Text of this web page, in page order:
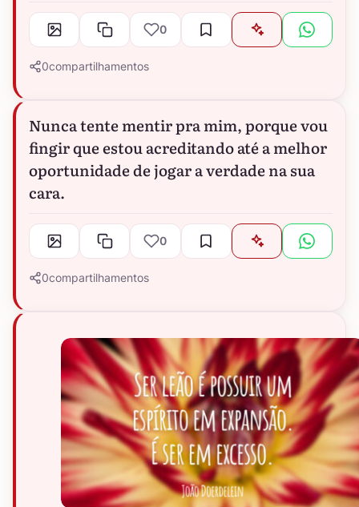
0
0compartilhamentos
Nunca tente mentir pra mim, porque vou
fingir que estou acreditando até a melhor
oportunidade de jogar a verdade na sua
cara.
0
0compartilhamentos